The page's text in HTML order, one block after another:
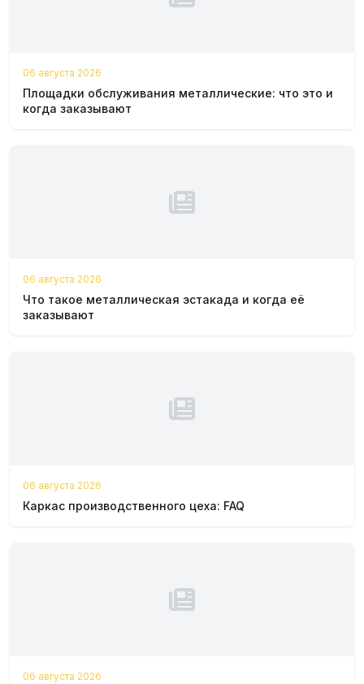
06 августа 2026
Площадки обслуживания металлические: что это и
когда заказывают
06 августа 2026
Что такое металлическая эстакада и когда её
заказывают
06 августа 2026
Каркас производственного цеха: FAQ
06 августа 2026